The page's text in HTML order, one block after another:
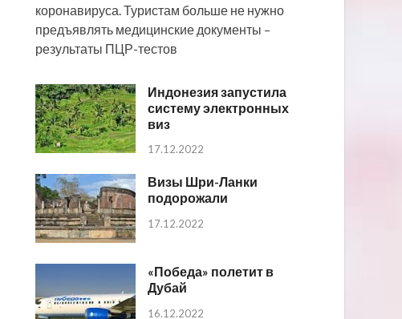
коронавируса. Туристам больше не нужно
предъявлять медицинские документы –
результаты ПЦР-тестов
Индонезия запустила
систему электронных
виз
17.12.2022
Визы Шри-Ланки
подорожали
17.12.2022
«Победа» полетит в
Дубай
16.12.2022